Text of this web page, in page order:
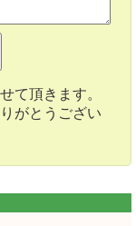
て頂きます。
がとうござい